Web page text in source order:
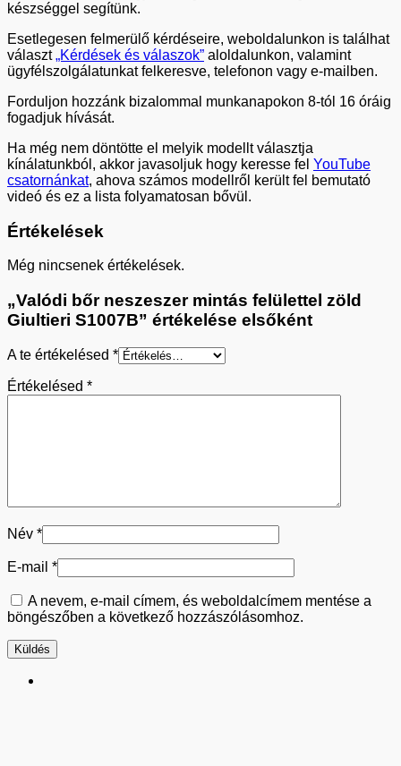
készséggel segítünk.
Esetlegesen felmerülő kérdéseire, weboldalunkon is találhat
választ„Kérdések és válaszok” aloldalunkon, valamint
ügyfélszolgálatunkat felkeresve, telefonon vagy e-mailben.
Forduljon hozzánk bizalommal munkanapokon 8-tól 16 óráig
fogadjuk hívását.
Ha még nem döntötte el melyik modellt választja
kínálatunkból, akkor javasoljuk hogy keresse fel YouTube
csatornánkat, ahova számos modellről került fel bemutató
videó és ez a lista folyamatosan bővül.
Értékelések
Még nincsenek értékelések.
„Valódi bőr neszeszer mintás felülettel zöld
Giultieri S1007B” értékelése elsőként
A te értékelésed *
Értékelésed *
Név *
E-mail *
A nevem, e-mail címem, és weboldalcímem mentése a
böngészőben a következő hozzászólásomhoz.